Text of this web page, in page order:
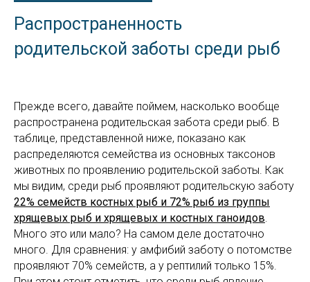
Распространенность
родительской заботы среди рыб
Прежде всего, давайте поймем, насколько вообще
распространена родительская забота среди рыб. В
таблице, представленной ниже, показано как
распределяются семейства из основных таксонов
животных по проявлению родительской заботы. Как
мы видим, среди рыб проявляют родительскую заботу
22% семейств костных рыб и 72% рыб из группы
хрящевых рыб и хрящевых и костных ганоидов.
Много это или мало? На самом деле достаточно
много. Для сравнения: у амфибий заботу о потомстве
проявляют 70% семейств, а у рептилий только 15%.